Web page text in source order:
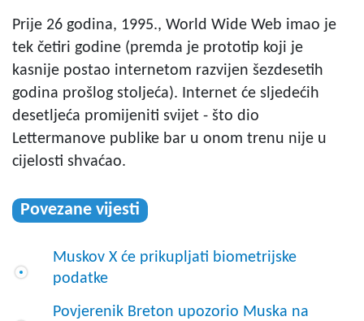
Prije 26 godina, 1995., World Wide Web imao je
tek četiri godine (premda je prototip koji je
kasnije postao internetom razvijen šezdesetih
godina prošlog stoljeća). Internet će sljedećih
desetljeća promijeniti svijet - što dio
Lettermanove publike bar u onom trenu nije u
cijelosti shvaćao.
Povezane vijesti
Muskov X će prikupljati biometrijske
podatke
Povjerenik Breton upozorio Muska na